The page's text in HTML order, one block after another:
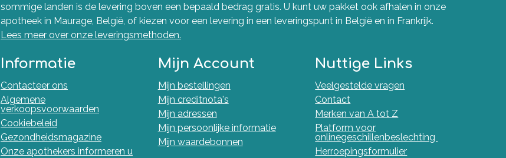
sommige landen is de levering boven een bepaald bedrag gratis. U kunt uw pakket ook afhalen in onze
apotheek in Maurage, België, of kiezen voor een levering in een leveringspunt in België en in Frankrijk.
Lees meer over onze leveringsmethoden.
Informatie
Contacteer ons
Algemene
verkoopsvoorwaarden
Cookiebeleid
Gezondheidsmagazine
Onze apothekers informeren u
Mijn Account
Mijn bestellingen
Mijn creditnota's
Mijn adressen
Mijn persoonlijke informatie
Mijn waardebonnen
Nuttige Links
Veelgestelde vragen
Contact
Merken van A tot Z
Platform voor
onlinegeschillenbeslechting
Herroepingsformulier